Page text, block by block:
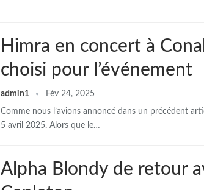
Himra en concert à
choisi pour l’événement
admin1 Fév 24, 2025
Comme nous l’avions annoncé dans un précédent
5 avril 2025. Alors que le…
Alpha Blondy de retour